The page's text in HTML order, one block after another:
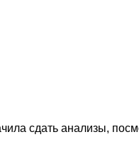
сдать анализы,